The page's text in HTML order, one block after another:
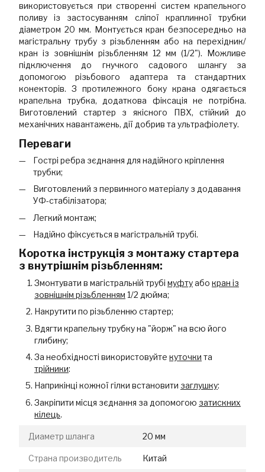
використовується при створенні систем крапельного
поливу із застосуванням сліпої краплинної трубки
діаметром 20 мм. Монтується кран безпосередньо на
магістральну трубу з різьбленням або на перехідник/
кран із зовнішнім різьбленням 12 мм (1/2"). Можливе
підключення до гнучкого садового шлангу за
допомогою різьбового адаптера та стандартних
конекторів. З протилежного боку крана одягається
крапельна трубка, додаткова фіксація не потрібна.
Виготовлений стартер з якісного ПВХ, стійкий до
механічних навантажень, дії добрив та ультрафіолету.
Переваги
Гострі ребра зєднання для надійного кріплення
трубки;
Виготовлений з первинного матеріалу з додавання
УФ-стабілізатора;
Легкий монтаж;
Надійно фіксується в магістральній трубі.
Коротка інструкція з монтажу стартера
з внутрішнім різьбленням:
Змонтувати в магістральній трубі муфтуабо кран із
зовнішнім різьбленням 1/2 дюйма;
Накрутити по різьбленню стартер;
Вдягти крапельну трубку на "йорж" на всю його
глибину;
За необхідності використовуйте куточки та
трійники:
Наприкінці кожної гілки встановити заглушку:
Закріпити місця зєднання за допомогою затискних
кілець.
Диаметр шланга 20 мм
Страна производитель Китай